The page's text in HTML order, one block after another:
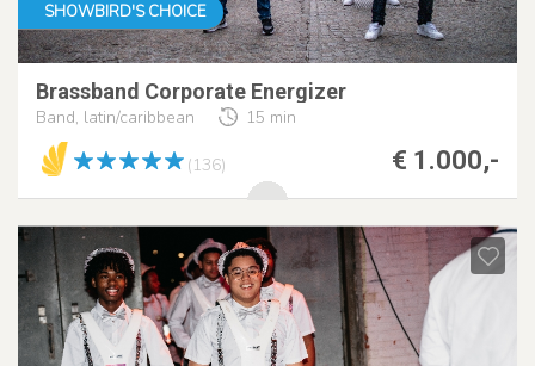
SHOWBIRD'S CHOICE
Brassband Corporate Energizer
Band, latin/caribbean 15 min
€ 1.000,-
(136)